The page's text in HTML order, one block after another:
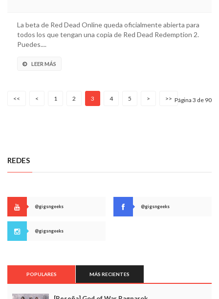
La beta de Red Dead Online queda oficialmente abierta para
todos los que tengan una copia de Red Dead Redemption 2.
Puedes....
LEER MÁS
<< < 1 2 3 4 5 > >> Página 3 de 90
REDES
@gigsngeeks @gigsngeeks
@gigsngeeks
POPULARES MÁS RECIENTES